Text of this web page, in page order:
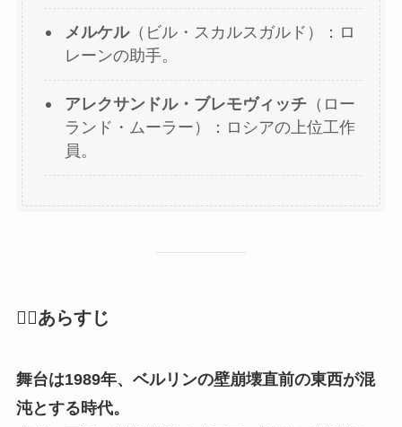
メルケル（ビル・スカルスガルド）：ロ
レーンの助手。
アレクサンドル・ブレモヴィッチ（ロー
ランド・ムーラー）：ロシアの上位工作
員。
🕵️‍♀️あらすじ
舞台は1989年、ベルリンの壁崩壊直前の東西が混
沌とする時代。